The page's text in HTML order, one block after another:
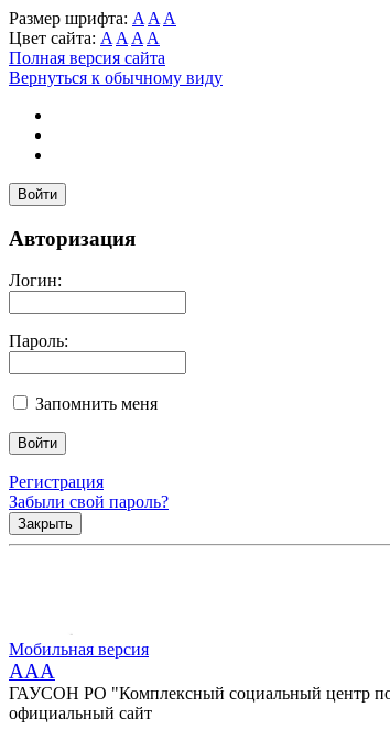
Размер шрифта: A A A
Цвет сайта: A A A A
Полная версия сайта
Вернуться к обычному виду
Войти
Авторизация
Логин:
Пароль:
Запомнить меня
Регистрация
Забыли свой пароль?
Закрыть
Мобильная версия
AAA
ГАУСОН РО "Комплексный социальный центр по
официальный сайт